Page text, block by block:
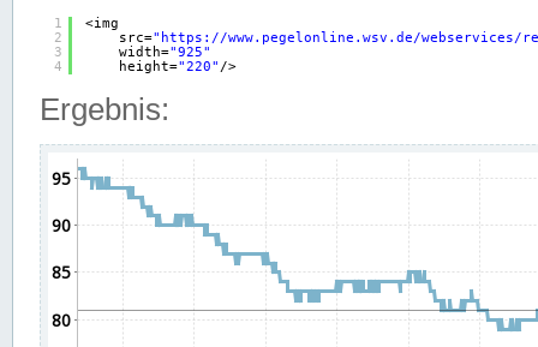
1
2
3
4
<img
src=" https://www.pegelonline.wsv.de/webservices/
width="925"
height="220" />
Ergebnis: